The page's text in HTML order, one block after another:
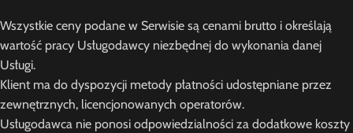
Wszystkie ceny podane w Serwisie są cenami brutto i określają
wartość pracy Usługodawcy niezbędnej do wykonania danej
Usługi.
Klient ma do dyspozycji metody płatności udostępniane przez
zewnętrznych, licencjonowanych operatorów.
Usługodawca nie ponosi odpowiedzialności za dodatkowe koszty